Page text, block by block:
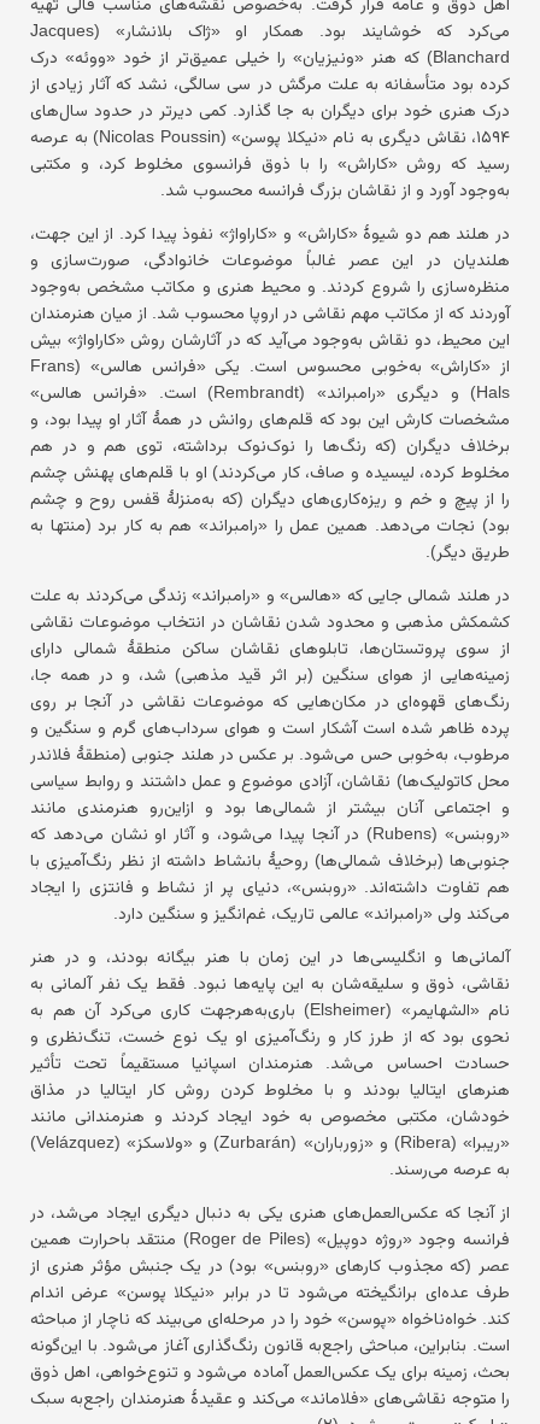
می‌کرد که خوشایند بود. همکار او «ژاک بلانشار» (Jacques
Blanchard) که هنر «ونیزیان» را خیلی عمیق‌تر از خود «ووئه» درک
کرده بود متأسفانه به علت مرگش در سی سالگی، نشد که آثار زیادی از
درک هنری خود برای دیگران به جا گذارد. کمی دیرتر در حدود سال‌های
۱۵۹۴، نقاش دیگری به نام «نیکلا پوسن» (Nicolas Poussin) به عرصه
رسید که روش «کاراش» را با ذوق فرانسوی مخلوط کرد، و مکتبی
به‌وجود آورد و از نقاشان بزرگ فرانسه محسوب شد.
در هلند هم دو شیوهٔ «کاراش» و «کاراواژ» نفوذ پیدا کرد. از این جهت،
هلندیان در این عصر غالباً موضوعات خانوادگی، صورت‌سازی و
منظره‌سازی را شروع کردند. و محیط هنری و مکاتب مشخص به‌وجود
آوردند که از مکاتب مهم نقاشی در اروپا محسوب شد. از میان هنرمندان
این محیط، دو نقاش به‌وجود می‌آید که در آثارشان روش «کاراواژ» بیش
از «کاراش» به‌خوبی محسوس است. یکی «فرانس هالس» (Frans
Hals) و دیگری «رامبراند» (Rembrandt) است. «فرانس هالس»
مشخصات کارش این بود که قلم‌های روانش در همهٔ آثار او پیدا بود، و
برخلاف دیگران (که رنگ‌ها را نوک‌نوک برداشته، توی هم و در هم
مخلوط کرده، لیسیده و صاف، کار می‌کردند) او با قلم‌های پهنش چشم
را از پیچ و خم و ریزه‌کاری‌های دیگران (که به‌منزلهٔ قفس روح و چشم
بود) نجات می‌دهد. همین عمل را «رامبراند» هم به کار برد (منتها به
طریق دیگر).
در هلند شمالی جایی که «هالس» و «رامبراند» زندگی می‌کردند به علت
کشمکش مذهبی و محدود شدن نقاشان در انتخاب موضوعات نقاشی
از سوی پروتستان‌ها، تابلوهای نقاشان ساکن منطقهٔ شمالی دارای
زمینه‌هایی از هوای سنگین (بر اثر قید مذهبی) شد، و در همه جا،
رنگ‌های قهوه‌ای در مکان‌هایی که موضوعات نقاشی در آنجا بر روی
پرده ظاهر شده است آشکار است و هوای سرداب‌های گرم و سنگین و
مرطوب، به‌خوبی حس می‌شود. بر عکس در هلند جنوبی (منطقهٔ فلاندر
محل کاتولیک‌ها) نقاشان، آزادی موضوع و عمل داشتند و روابط سیاسی
و اجتماعی آنان بیشتر از شمالی‌ها بود و ازاین‌رو هنرمندی مانند
«روبنس» (Rubens) در آنجا پیدا می‌شود، و آثار او نشان می‌دهد که
جنوبی‌ها (برخلاف شمالی‌ها) روحیهٔ بانشاط داشته از نظر رنگ‌آمیزی با
هم تفاوت داشته‌اند. «روبنس»، دنیای پر از نشاط و فانتزی را ایجاد
می‌کند ولی «رامبراند» عالمی تاریک، غم‌انگیز و سنگین دارد.
آلمانی‌ها و انگلیسی‌ها در این زمان با هنر بیگانه بودند، و در هنر
نقاشی، ذوق و سلیقه‌شان به این پایه‌ها نبود. فقط یک نفر آلمانی به
نام «الشهایمر» (Elsheimer) باری‌به‌هرجهت کاری می‌کرد آن هم به
نحوی بود که از طرز کار و رنگ‌آمیزی او یک نوع خست، تنگ‌نظری و
حسادت احساس می‌شد. هنرمندان اسپانیا مستقیماً تحت تأثیر
هنرهای ایتالیا بودند و با مخلوط کردن روش کار ایتالیا در مذاق
خودشان، مکتبی مخصوص به خود ایجاد کردند و هنرمندانی مانند
«ریبرا» (Ribera) و «زورباران» (Zurbarán) و «ولاسکز» (Velázquez)
به عرصه می‌رسند.
از آنجا که عکس‌العمل‌های هنری یکی به دنبال دیگری ایجاد می‌شد، در
فرانسه وجود «روژه دوپیل» (Roger de Piles) منتقد باحرارت همین
عصر (که مجذوب کارهای «روبنس» بود) در یک جنبش مؤثر هنری از
طرف عده‌ای برانگیخته می‌شود تا در برابر «نیکلا پوسن» عرض اندام
کند. خواه‌ناخواه «پوسن» خود را در مرحله‌ای می‌بیند که ناچار از مباحثه
است. بنابراین، مباحثی راجع‌به قانون رنگ‌گذاری آغاز می‌شود. با این‌گونه
بحث، زمینه برای یک عکس‌العمل آماده می‌شود و تنوع‌خواهی، اهل ذوق
را متوجه نقاشی‌های «فلاماند» می‌کند و عقیدهٔ هنرمندان راجع‌به سبک